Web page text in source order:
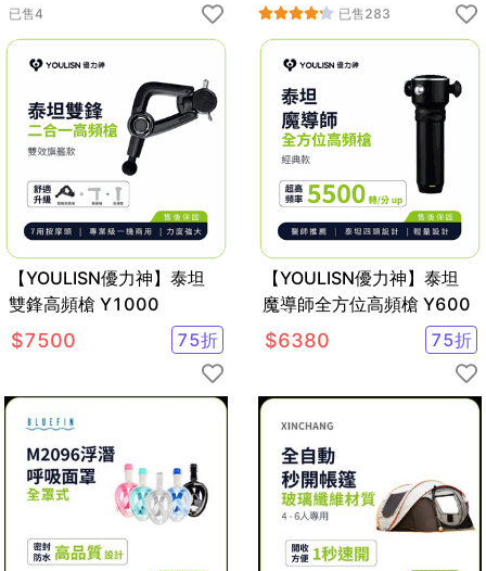
已售4 已售283
【YOULISN優力神】泰坦
雙鋒高頻槍 Y1000
$7500 75折
【YOULISN優力神】泰坦
魔導師全方位高頻槍 Y600
$6380 75折